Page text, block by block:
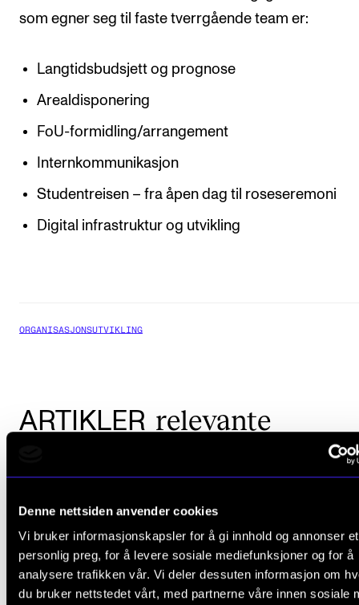
Denne nettsiden anvender cookies
Vi bruker informasjonskapsler for å gi innhold og annonser et
personlig preg, for å levere sosiale mediefunksjoner og for å
analysere trafikken vår. Vi deler dessuten informasjon om
du bruker nettstedet vårt, med partnerne våre innen sosiale
som egner seg til faste tverrgående team er:
Langtidsbudsjett og prognose
Arealdisponering
FoU-formidling/arrangement
Internkommunikasjon
Studentreisen – fra åpen dag til roseseremoni
Digital infrastruktur og utvikling
ORGANISASJONSUTVIKLING
ARTIKLER relevante